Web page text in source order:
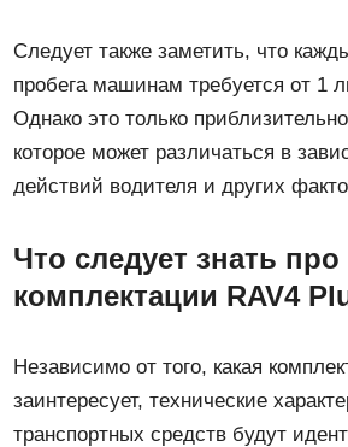
Следует также заметить, что
пробега машинам требуется от 1
Однако это только
которое может различаться в
действий водителя и других
Что следует знать про
комплектации RAV4
Независимо от того, какая
заинтересует, технические
транспортных средств будут